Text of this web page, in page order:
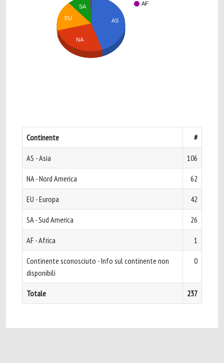
AF
AS
SA
EU
NA
Continente #
AS - Asia 106
NA - Nord America 62
EU - Europa 42
SA - Sud America 26
AF - Africa 1
Continente sconosciuto - Info sul continente non
disponibili
0
Totale 237